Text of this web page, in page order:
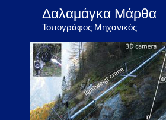
Δαλαμάγκα Μάρθα
Τοπογράφος Μηχανικός